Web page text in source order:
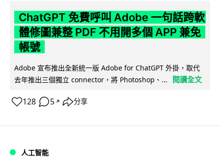
ChatGPT 免費呼叫 Adobe 一句話跨軟
體修圖兼整 PDF 不用開多個 APP 兼免
帳號
Adobe 宣布推出全新統一版 Adobe for ChatGPT 外掛，取代
去年推出三個獨立 connector，將 Photoshop、...
閱讀全文
128 5 ↗ 分享
人工智能